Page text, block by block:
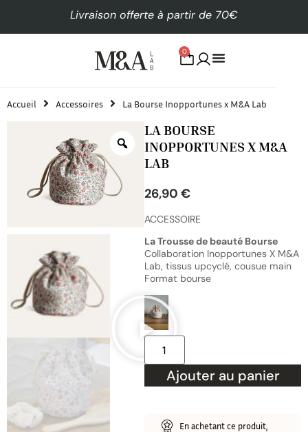
Livraison offerte à partir de 70€
0
Accueil Accessoires La Bourse Inopportunes x M&A Lab
LA BOURSE
INOPPORTUNES X M&A
LAB
26,90€
ACCESSOIRE
La Trousse de beauté Bourse
Collaboration Inopportunes X M&A
Lab, tissus upcyclé, cousue main
Format bourse
Ajouter au panier
En achetant ce produit,